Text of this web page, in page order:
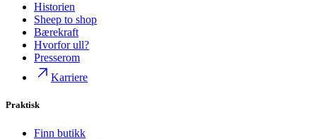
Historien
Sheep to shop
Bærekraft
Hvorfor ull?
Presserom
Karriere
Praktisk
Finn butikk